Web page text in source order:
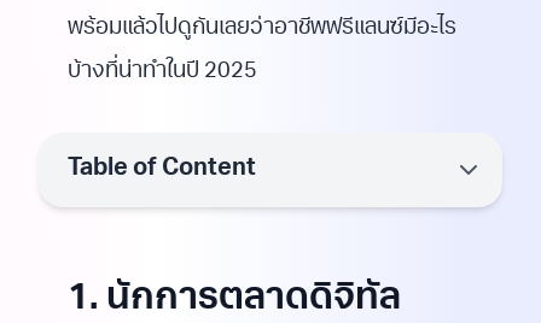
พร้อมแล้วไปดูกันเลยว่าอาชีพฟรีแลนซ์มีอะไร
บ้างที่น่าทำในปี 2025
Table of Content
1. นักการตลาดดิจิทัล